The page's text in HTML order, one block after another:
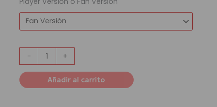
- +
Añadir al carrito